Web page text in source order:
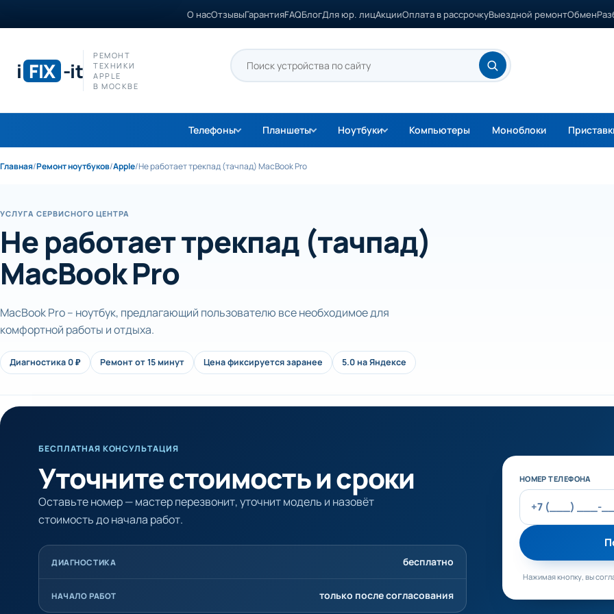
О насОтзывыГарантияFAQБлогДля юр. лицАкцииОплата в рассрочкуВыездной ремонтОбмен
i FIX -it
РЕМОНТ
ТЕХНИКИ
APPLE
В МОСКВЕ
Телефоны Планшеты Ноутбуки Компьютеры Моноблоки
Главная/Ремонт ноутбуков/Apple/Не работает трекпад (тачпад) MacBook Pro
УСЛУГА СЕРВИСНОГО ЦЕНТРА
Не работает трекпад (тачпад)
MacBook Pro
MacBook Pro – ноутбук, предлагающий пользователю все необходимое для
комфортной работы и отдыха.
Диагностика 0 ₽ Ремонт от 15 минут Цена фиксируется заранее 5.0 на Яндексе
БЕСПЛАТНАЯ КОНСУЛЬТАЦИЯ
Уточните стоимость и сроки
Оставьте номер — мастер перезвонит, уточнит модель и назовёт
стоимость до начала работ.
ДИАГНОСТИКА бесплатно
НАЧАЛО РАБОТ только после согласования
Не заполняйте это
НОМЕР ТЕЛЕФОНА
Нажимая кнопку, вы